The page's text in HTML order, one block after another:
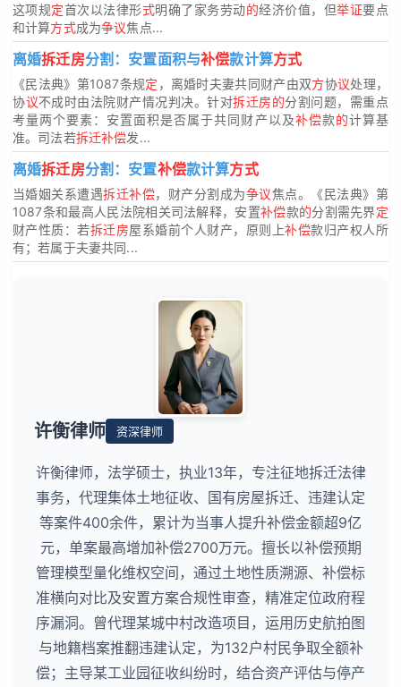
这项规定首次以法律形式明确了家务劳动的经济价值，但举证要点
和计算方式成为争议焦点...
离婚拆迁房分割：安置面积与补偿款计算方式
《民法典》第1087条规定 ，离婚时夫妻共同财产由双方协议处理，
协议不成时由法院财产情况判决。针对拆迁房的分割问题，需重点
考量两个要素：安置面积是否属于共同财产以及补偿款的计算基
准。司法若拆迁补偿发...
离婚拆迁房分割：安置补偿款计算方式
当婚姻关系遭遇拆迁补偿，财产分割成为争议焦点。《民法典》第
1087条和最高人民法院相关司法解释，安置补偿款的分割需先界定
财产性质：若拆迁房屋系婚前个人财产，原则上补偿款归产权人所
有；若属于夫妻共同...
许衡律师 资深律师
许衡律师，法学硕士，执业13年，专注征地拆迁法律
事务，代理集体土地征收、国有房屋拆迁、违建认定
等案件400余件，累计为当事人提升补偿金额超9亿
元，单案最高增加补偿2700万元。擅长以补偿预期
管理模型量化维权空间，通过土地性质溯源、补偿标
准横向对比及安置方案合规性审查，精准定位政府程
序漏洞。曾代理某城中村改造项目，运用历史航拍图
与地籍档案推翻违建认定，为132户村民争取全额补
偿；主导某工业园征收纠纷时，结合资产评估与停产